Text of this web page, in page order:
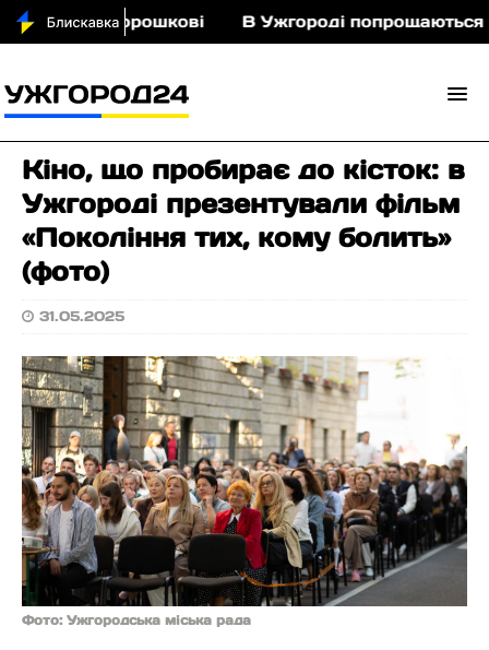
у Порошкові В Ужгороді попрощаються із
Кіно, що пробирає до кісток: в
Ужгороді презентували фільм
«Покоління тих, кому болить»
(фото)
31.05.2025
Фото: Ужгородська міська рада